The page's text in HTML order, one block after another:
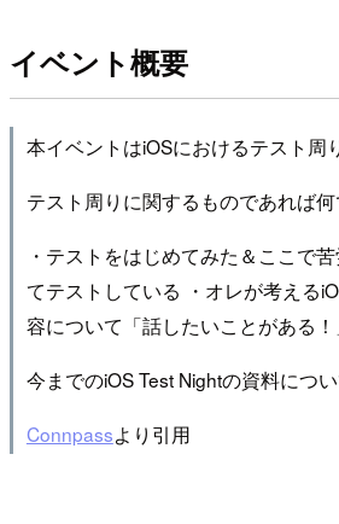
イベント概要
本イベントはiOSにおけるテスト周
テスト周りに関するものであれば
・テストをはじめてみた＆ここで
てテストしている ・オレが考える
容について「話したいことがある
今までのiOS Test Nightの資料につ
Connpassより引用